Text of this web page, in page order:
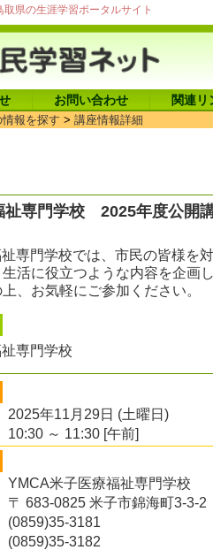
取県の生涯学習ポータルサイト
お問い合わせ 関連リ
報を探す > 講座情報詳細
祉専門学校 2025年度公開
専門学校では、市民の皆様を
活に役立つような内容を企画
、お気軽にご参加ください。
専門学校
2025年11月29日 (土曜日)
10:30 ～ 11:30 [午前]
YMCA米子医療福祉専門学校
〒 683-0825 米子市錦海町3-3-2
(0859)35-3181
(0859)35-3182